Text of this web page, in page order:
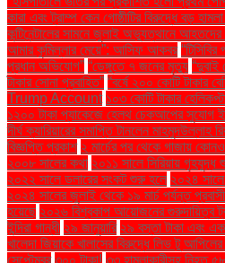
কারা এবং ট্রাম্প কেন গোষ্ঠীটির বিরুদ্ধে বড়
কন্টিনেন্টালের সামনে জুলাই অভ্যুত্থানে আহতদের
আমার কুমিল্লার মেয়ে”: আসিফ আকবর
প্রধান অভিযোগ” “ডেঙ্গুতে ৭ জনের মৃত্যু “দুবাই
টাকার সোনা প্রবাহিত” “বর্ষে ২০০ কোটি টাকার
Trump Account ১০৩ কোটি টাকার
১২০০ টাকা প্যাকেজে হেলথ চেকআপের সুযোগ
দীর্ঘ ক্যারিয়ারের সমাপ্তি টানলেন মাহমুদউল্লাহ
বিজ্ঞপ্তি প্রকাশ ২ মার্চের পর থেকে গাজায়
২০০৮ সালের কথা ২০১১ সালে সিরিয়ায় গৃহযুদ্ধ
২০২২ সালে ডলারের সংকট শুরু হলে ২০২৪ সালে
২০২৪ সালের জুলাই থেকে ১৯ মার্চ পর্যন্ত
হয়েছে ২০২৬ বিশ্বকাপ আয়োজনের গুরুদায়িত্ব
ইন্দিরা গান্ধী ২৯ জানুয়ারি ২৯ বস্তা টাকা এবং এক
খালেদা জিয়াকে খালাসের বিরুদ্ধে লিভ টু আপিলের
সেপ্টেম্বর ৩০০ টাকা! ৩৩ হামলাকারীসহ নিহত ৫৮